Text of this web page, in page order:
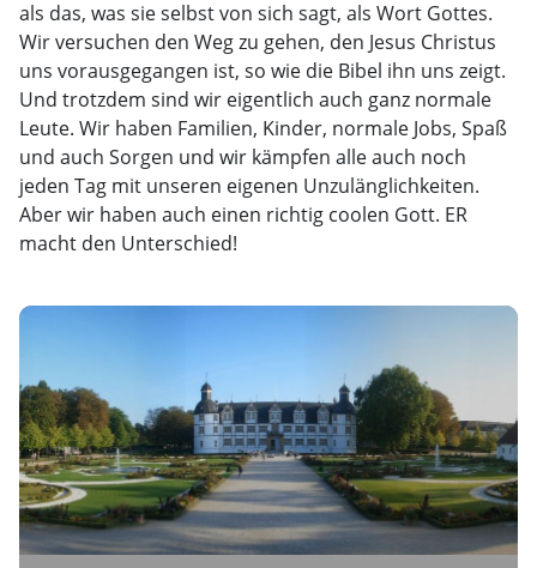
als das, was sie selbst von sich sagt, als Wort Gottes.
Wir versuchen den Weg zu gehen, den Jesus Christus
uns vorausgegangen ist, so wie die Bibel ihn uns zeigt.
Und trotzdem sind wir eigentlich auch ganz normale
Leute. Wir haben Familien, Kinder, normale Jobs, Spaß
und auch Sorgen und wir kämpfen alle auch noch
jeden Tag mit unseren eigenen Unzulänglichkeiten.
Aber wir haben auch einen richtig coolen Gott. ER
macht den Unterschied!